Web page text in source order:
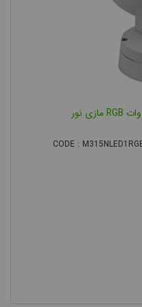
نصب روی دیوار، روی میله
برج نور (برج نور یک نوع تیر
CODE :